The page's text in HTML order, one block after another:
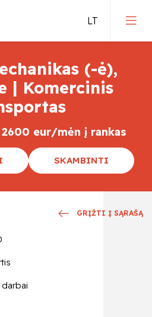
(-ė),
| Komercinis
eur/mėn į rankas
SKAMBINTI
GRĮŽTI Į SĄRAŠĄ